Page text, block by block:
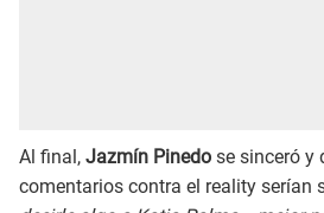
Al final, Jazmín Pinedo se sinceró y
comentarios contra el reality serían